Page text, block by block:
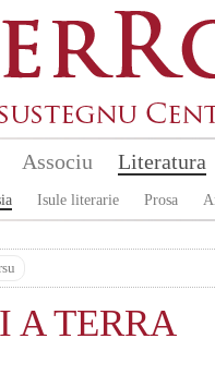
Associu Literatura
Isule literarie Prosa
A TERRA